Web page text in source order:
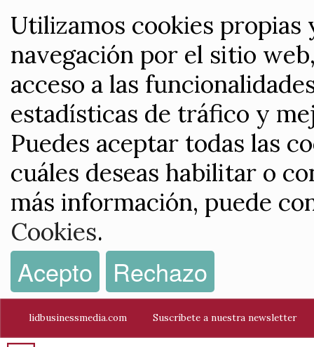
Utilizamos cookies
navegación por el sitio
acceso a las
estadísticas de tráfico y
Puedes aceptar todas las
cuáles deseas habilitar o
más información, puede
Cookies.
Acepto Rechazo
lidbusinessmedia.com Suscríbete a nuestra newsletter